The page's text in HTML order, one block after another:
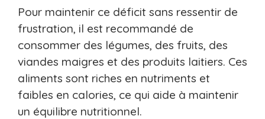
Pour maintenir ce déficit sans ressentir de
frustration, il est recommandé de
consommer des légumes, des fruits, des
viandes maigres et des produits laitiers. Ces
aliments sont riches en nutriments et
faibles en calories, ce qui aide à maintenir
un équilibre nutritionnel.